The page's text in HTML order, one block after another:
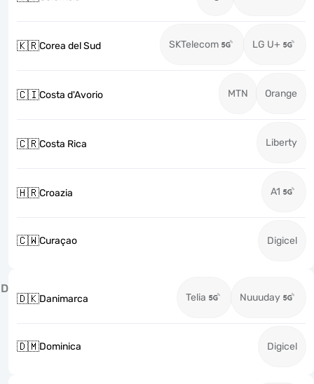
🇰🇷Corea del Sud SKTelecom LG U+
🇨🇮Costa d'Avorio MTN Orange
🇨🇷Costa Rica Liberty
🇭🇷Croazia A1
🇨🇼Curaçao Digicel
D
🇩🇰Danimarca Telia Nuuuday
🇩🇲Dominica Digicel